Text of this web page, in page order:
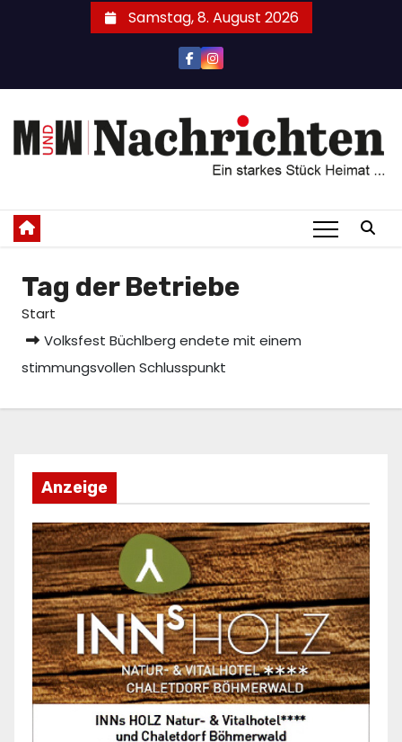
Samstag, 8. August 2026
Tag der Betriebe
Start
Volksfest Büchlberg endete mit einem
stimmungsvollen Schlusspunkt
Anzeige